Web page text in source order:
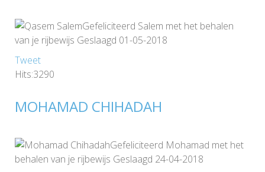
Gefeliciteerd Salem met het behalen
van je rijbewijs Geslaagd 01-05-2018
Tweet
Hits:3290
MOHAMAD CHIHADAH
Gefeliciteerd Mohamad met het
behalen van je rijbewijs Geslaagd 24-04-2018